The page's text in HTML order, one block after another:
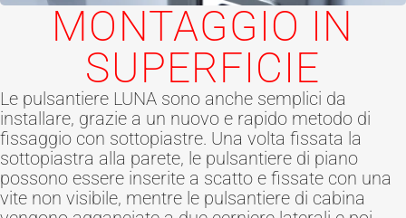
MONTAGGIO IN
SUPERFICIE
Le pulsantiere LUNA sono anche semplici da
installare, grazie a un nuovo e rapido metodo di
fissaggio con sottopiastre. Una volta fissata la
sottopiastra alla parete, le pulsantiere di piano
possono essere inserite a scatto e fissate con una
vite non visibile, mentre le pulsantiere di cabina